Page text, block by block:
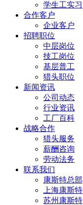
学生工实习
合作客户
企业客户
招聘职位
中层岗位
技工岗位
基层普工
猎头职位
新闻资讯
公司动态
行业资讯
工厂百科
战略合作
猎头服务
薪酬咨询
劳动法务
联系我们
康斯特总部
上海康斯特
苏州康斯特